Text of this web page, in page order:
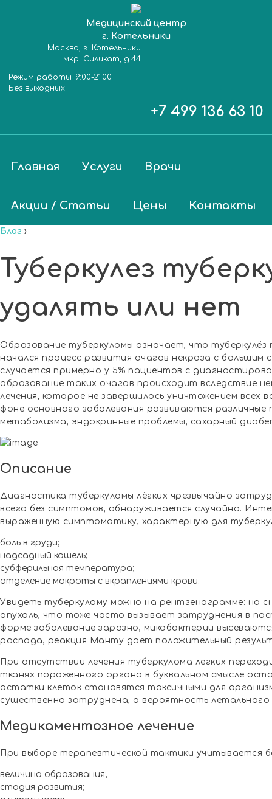
Медицинский центр
г. Котельники
Москва, г. Котельники
мкр. Силикат, д.44
Режим работы: 9:00-21:00
Без выходных
+7 499 136 63 10
Главная Услуги Врачи
Акции / Статьи Цены Контакты
Блог ›
Туберкулез
удалять или нет
Образование туберкуломы означает, что туберкулёз
начался процесс развития очагов некроза с большим
случается примерно у 5% пациентов с
образование таких очагов происходит вследствие
лечения, которое не завершилось уничтожением всех
фоне основного заболевания развиваются
метаболизма, эндокринные проблемы, сахарный
Описание
Диагностика туберкуломы лёгких чрезвычайно
всего без симптомов, обнаруживается случайно.
выраженную симптоматику, характерную для
боль в груди;
надсадный кашель;
субферильная температура;
отделение мокроты с вкраплениями крови.
Увидеть туберкулому можно на рентгенограмме: на
опухоль, что тоже часто вызывает затруднения в
форме заболевание заразно, микобактерии
распада, реакция Манту даёт положительный
При отсутствии лечения туберкулома легких
тканях поражённого органа в буквальном смысле
остатки клеток становятся токсичными для
существенно затруднена, а вероятность
Медикаментозное лечение
При выборе терапевтической тактики учитывается
величина образования;
стадия развития;